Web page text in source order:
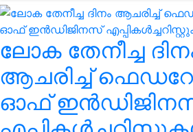
ലോക തേനീച്ച
ആചരിച്ച്
ഓഫ്